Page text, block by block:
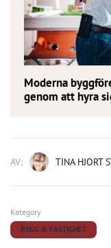
Moderna
genom att hyra
AV: TINA HJORT
Kategory
BYGG & FASTIGHET